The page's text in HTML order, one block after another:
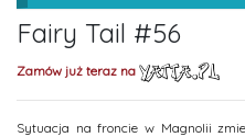
Fairy Tail #56
Zamów już teraz na
Sytuacja na froncie w Magnolii